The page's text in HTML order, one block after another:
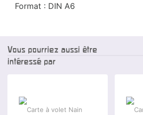
Format : DIN A6
Vous pourriez aussi être
intéressé par